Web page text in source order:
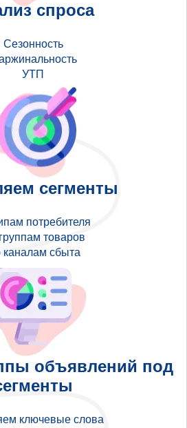
спроса
Сезонность
УТП
сегменты
потребителя
товаров
каналам сбыта
объявлений под
ключевые слова